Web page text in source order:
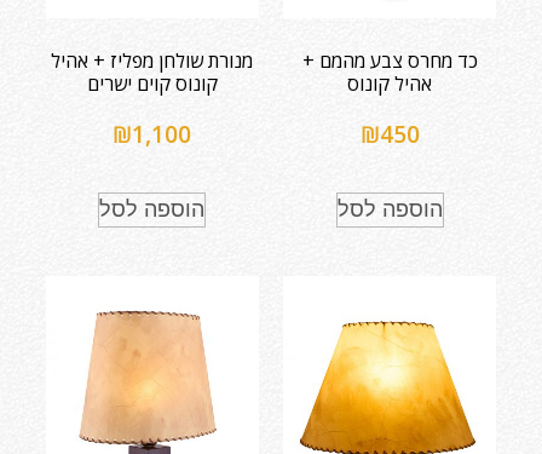
כד מחרס צבע מהמם +
אהיל קונוס
₪450
הוספה לסל
מנורת שולחן מפליז + אהיל
קונוס קוים ישרים
₪1,100
הוספה לסל